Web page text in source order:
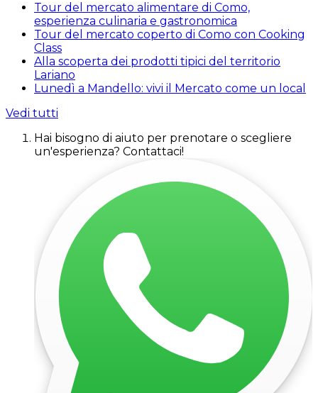
Tour del mercato alimentare di Como,
esperienza culinaria e gastronomica
Tour del mercato coperto di Como con Cooking
Class
Alla scoperta dei prodotti tipici del territorio
Lariano
Lunedì a Mandello: vivi il Mercato come un local
Vedi tutti
Hai bisogno di aiuto per prenotare o scegliere
un'esperienza? Contattaci!